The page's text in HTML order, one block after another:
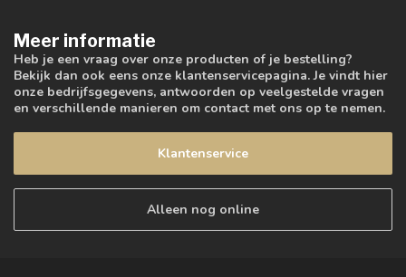
Meer informatie
Heb je een vraag over onze producten of je bestelling?
Bekijk dan ook eens onze klantenservicepagina. Je vindt hier
onze bedrijfsgegevens, antwoorden op veelgestelde vragen
en verschillende manieren om contact met ons op te nemen.
Klantenservice
Alleen nog online